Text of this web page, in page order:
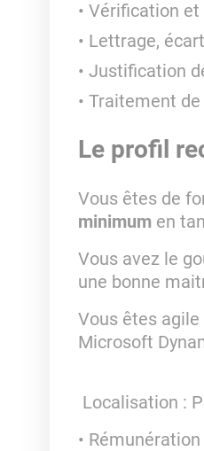
Vérification et
Lettrage,
Justification
Traitement
Le profil
Vous êtes de
minimumen
Vous avez le
une bonne
Vous êtes
Microsoft
Localisation :